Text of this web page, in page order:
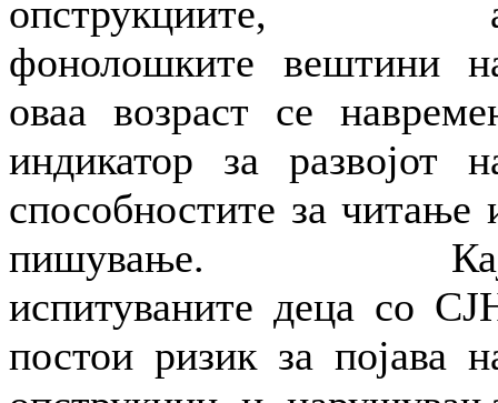
опструкциите,
фонолошките вештини
оваа возраст се
индикатор за развојот
способностите за читање
пишување.
испитуваните деца со
постои ризик за појава